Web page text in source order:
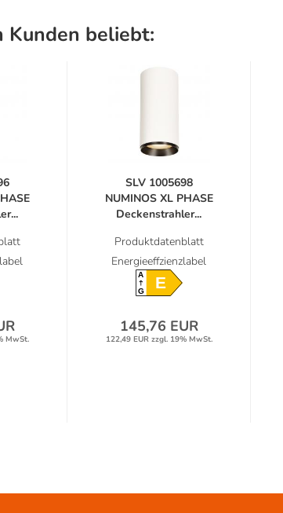
Kunden beliebt:
MwSt.
SLV 1005698
NUMINOS XL PHASE
Deckenstrahler...
Produktdatenblatt
Energieeffzienzlabel
A
GE
145,76 EUR
122,49 EUR zzgl. 19% MwSt.